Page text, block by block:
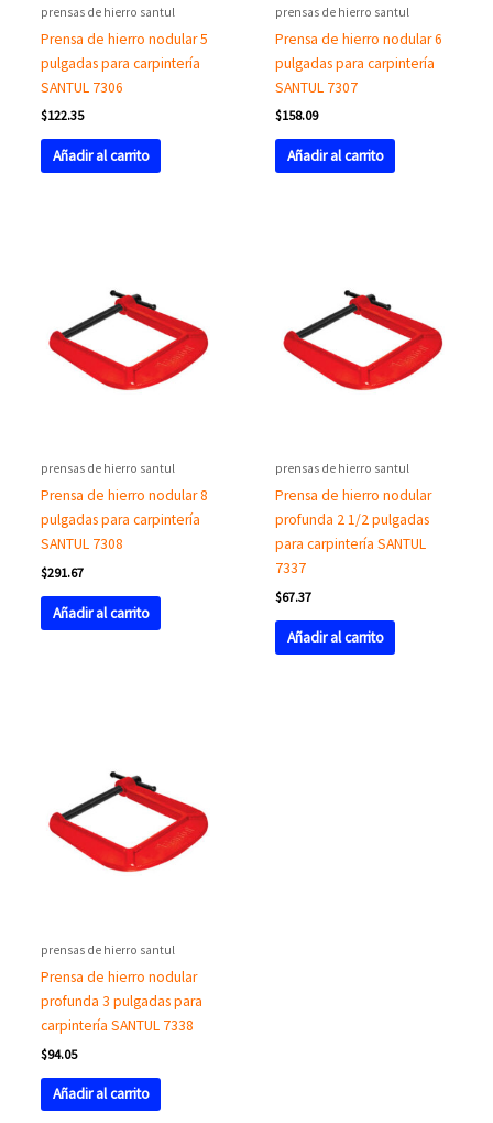
prensas de hierro santul
Prensa de hierro nodular 5
pulgadas para carpintería
SANTUL 7306
$122.35
Añadir al carrito
prensas de hierro santul
Prensa de hierro nodular 6
pulgadas para carpintería
SANTUL 7307
$158.09
Añadir al carrito
prensas de hierro santul
Prensa de hierro nodular 8
pulgadas para carpintería
SANTUL 7308
$291.67
Añadir al carrito
prensas de hierro santul
Prensa de hierro nodular
profunda 2 1/2 pulgadas
para carpintería SANTUL
7337
$67.37
Añadir al carrito
prensas de hierro santul
Prensa de hierro nodular
profunda 3 pulgadas para
carpintería SANTUL 7338
$94.05
Añadir al carrito